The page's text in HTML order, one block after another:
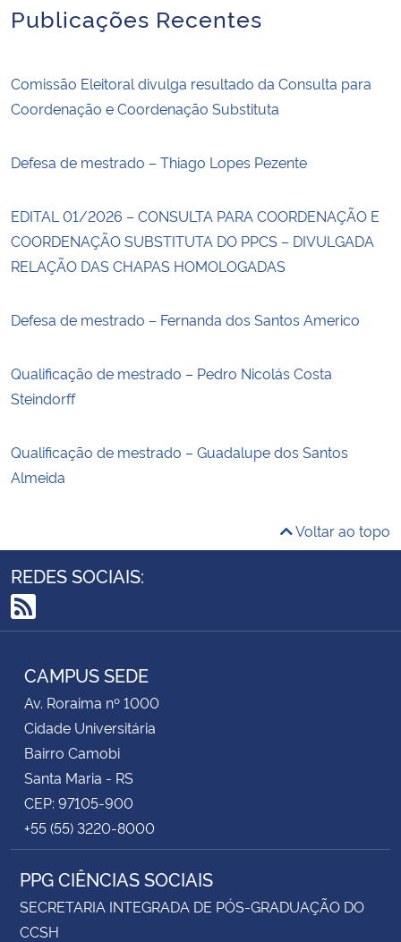
Publicações Recentes
Comissão Eleitoral divulga resultado da Consulta para
Coordenação e Coordenação Substituta
Defesa de mestrado – Thiago Lopes Pezente
EDITAL 01/2026 – CONSULTA PARA COORDENAÇÃO E
COORDENAÇÃO SUBSTITUTA DO PPCS – DIVULGADA
RELAÇÃO DAS CHAPAS HOMOLOGADAS
Defesa de mestrado – Fernanda dos Santos Americo
Qualificação de mestrado – Pedro Nicolás Costa
Steindorff
Qualificação de mestrado – Guadalupe dos Santos
Almeida
Voltar ao topo
REDES SOCIAIS:
RSS
CAMPUS SEDE
Av. Roraima nº 1000
Cidade Universitária
Bairro Camobi
Santa Maria - RS
CEP: 97105-900
+55 (55) 3220-8000
PPG CIÊNCIAS SOCIAIS
SECRETARIA INTEGRADA DE PÓS-GRADUAÇÃO DO
CCSH